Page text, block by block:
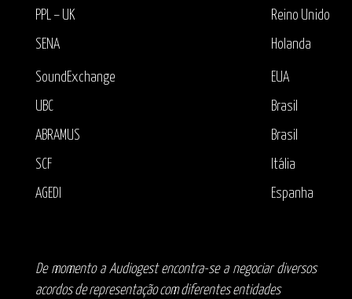
PPL – UK
Reino Unido
SENA Holanda
SoundExchange EUA
UBC Brasil
ABRAMUS Brasil
SCF Itália
AGEDI Espanha
De momento a Audiogest encontra-se a negociar diversos
acordos de representação com diferentes entidades